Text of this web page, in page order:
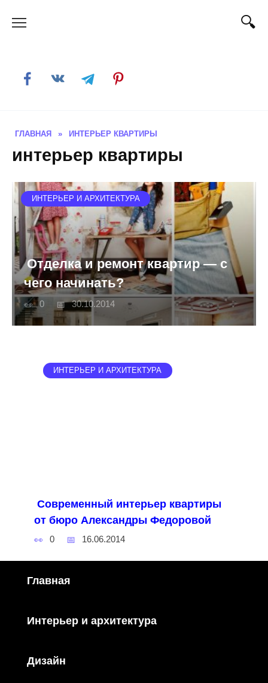
ГЛАВНАЯ » ИНТЕРЬЕР КВАРТИРЫ
интерьер квартиры
ИНТЕРЬЕР И АРХИТЕКТУРА
Отделка и ремонт квартир — с
чего начинать?
0 30.10.2014
ИНТЕРЬЕР И АРХИТЕКТУРА
Современный интерьер квартиры
от бюро Александры Федоровой
0 16.06.2014
Главная
Интерьер и архитектура
Дизайн